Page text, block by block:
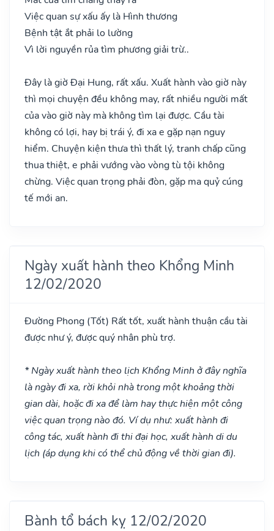
Việc quan sự xấu ấy là Hình thương
Bệnh tật ắt phải lo lường
Vì lời nguyền rủa tìm phương giải trừ..
Đây là giờ Đại Hung, rất xấu. Xuất hành vào giờ này
thì mọi chuyện đều không may, rất nhiều người mất
của vào giờ này mà không tìm lại được. Cầu tài
không có lợi, hay bị trái ý, đi xa e gặp nạn nguy
hiểm. Chuyện kiện thưa thì thất lý, tranh chấp cũng
thua thiệt, e phải vướng vào vòng tù tội không
chừng. Việc quan trọng phải đòn, gặp ma quỷ cúng
tế mới an.
Ngày xuất hành theo Khổng Minh
12/02/2020
Đường Phong (Tốt) Rất tốt, xuất hành thuận cầu tài
được như ý, được quý nhân phù trợ.
* Ngày xuất hành theo lịch Khổng Minh ở đây nghĩa
là ngày đi xa, rời khỏi nhà trong một khoảng thời
gian dài, hoặc đi xa để làm hay thực hiện một công
việc quan trọng nào đó. Ví dụ như: xuất hành đi
công tác, xuất hành đi thi đại học, xuất hành di du
lịch (áp dụng khi có thể chủ động về thời gian đi).
Bành tổ bách kỵ 12/02/2020